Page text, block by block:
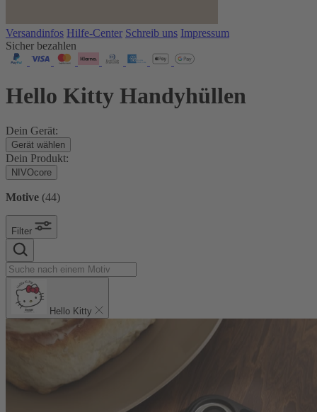
Versandinfos Hilfe-Center Schreib uns Impressum
Sicher bezahlen
Hello Kitty Handyhüllen
Dein Gerät:
Gerät wählen
Dein Produkt:
NIVOcore
Motive (44)
Filter
Hello Kitty